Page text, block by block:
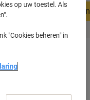
In winkelwagen
op uw toestel. Als
"Cookies beheren" in